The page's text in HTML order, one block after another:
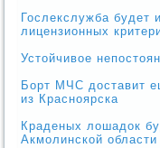
Гослекслужба будет
лицензионных
Устойчивое
Борт МЧС доставит
из Красноярска
Краденых лошадок
Акмолинской области